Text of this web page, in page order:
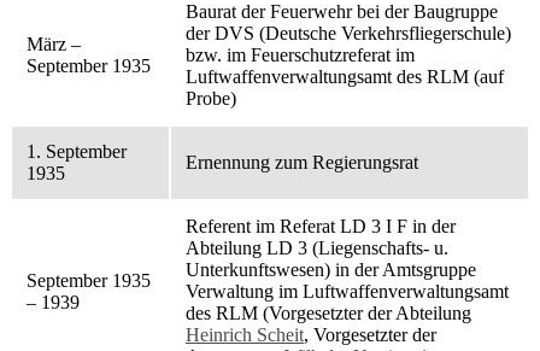
März –
September 1935
Baurat der Feuerwehr bei der Baugruppe
der DVS (Deutsche Verkehrsfliegerschule)
bzw. im Feuerschutzreferat im
Luftwaffenverwaltungsamt des RLM (auf
Probe)
1. September
1935
Ernennung zum Regierungsrat
September 1935
– 1939
Referent im Referat LD 3 I F in der
Abteilung LD 3 (Liegenschafts- u.
Unterkunftswesen) in der Amtsgruppe
Verwaltung im Luftwaffenverwaltungsamt
des RLM (Vorgesetzter der Abteilung
Heinrich Scheit, Vorgesetzter der